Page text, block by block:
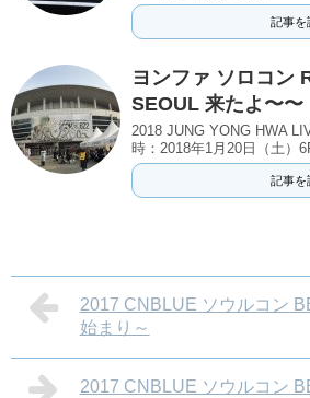
記事を
ヨンファ ソロコン
SEOUL 来たよ〜〜
2018 JUNG YONG HWA
時：2018年1月20日（土）
記事を
2017 CNBLUE ソウルコン
始まり～
2017 CNBLUE ソウルコン